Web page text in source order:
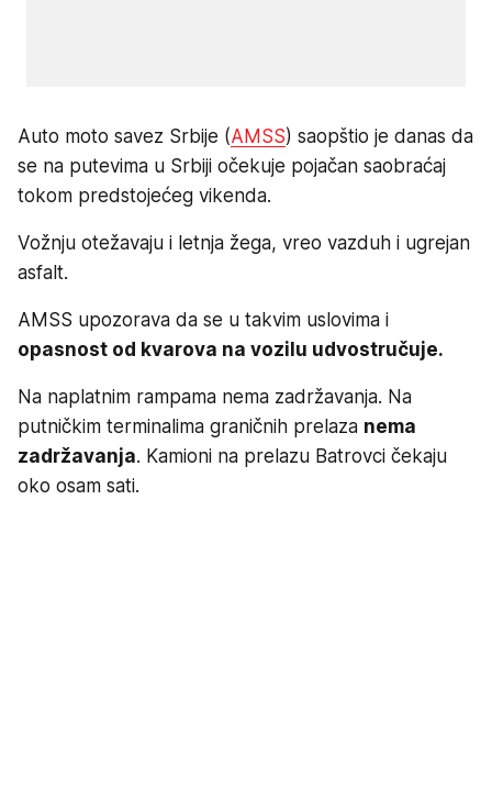
Auto moto savez Srbije (AMSS) saopštio je danas da
se na putevima u Srbiji očekuje pojačan saobraćaj
tokom predstojećeg vikenda.
Vožnju otežavaju i letnja žega, vreo vazduh i ugrejan
asfalt.
AMSS upozorava da se u takvim uslovima i
opasnost od kvarova na vozilu udvostručuje.
Na naplatnim rampama nema zadržavanja. Na
putničkim terminalima graničnih prelaza nema
zadržavanja. Kamioni na prelazu Batrovci čekaju
oko osam sati.